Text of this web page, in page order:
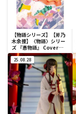
【物語シリーズ】【斧乃
木余接】〈物語〉シリー
ズ 『愚物語』 Cover
Visual 斧乃木余接
25.08.28